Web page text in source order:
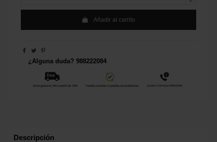
Añadir al carrito
¿Alguna duda? 988222084
Descripción